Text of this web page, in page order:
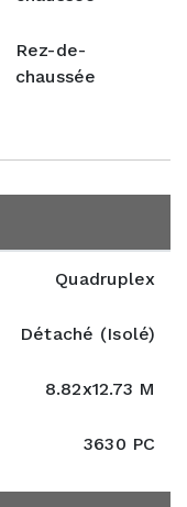
Rez-de-
chaussée
Quadruplex
Détaché (Isolé)
8.82x12.73 M
3630 PC